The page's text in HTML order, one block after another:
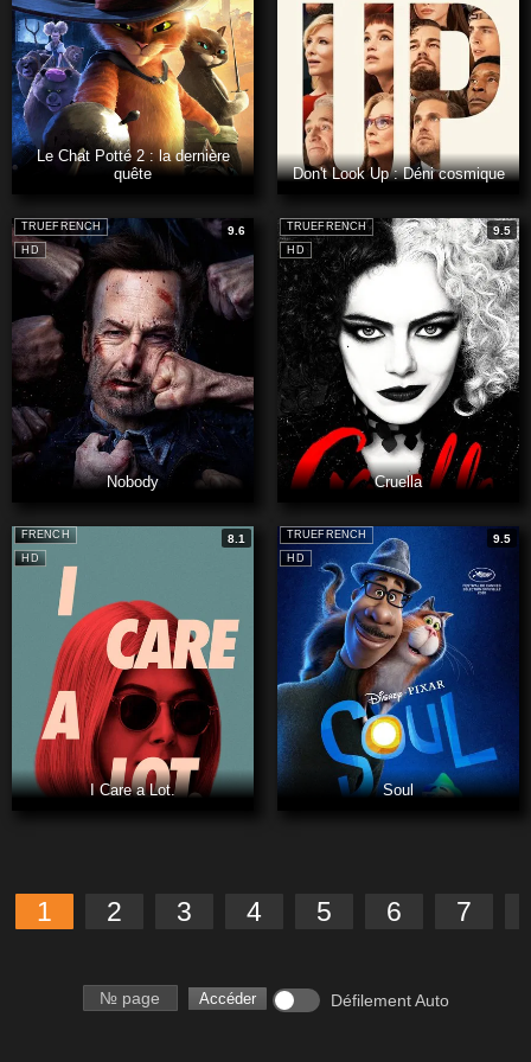
Le Chat Potté 2 : la dernière
quête
Don't Look Up : Déni cosmique
HD
TRUEFRENCH 9.6
Nobody
HD
TRUEFRENCH 9.5
Cruella
HD
FRENCH 8.1
I Care a Lot.
HD
TRUEFRENCH 9.5
Soul
1 2 3 4 5 6 7
Numéro de page Accéder Défilement Auto